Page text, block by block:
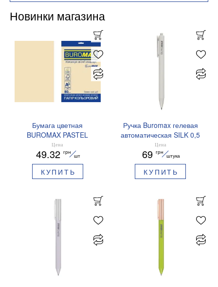
Новинки магазина
Бумага цветная
BUROMAX PASTEL
EUROMAX 20 арк А4 80 г/
мс BM.2721220E-08
Цена
49.32 грн
шт
КУПИТЬ
Ручка Buromax гелевая
автоматическая SILK 0,5
мм синие чернила
BM.83100
Цена
69 грн
штука
КУПИТЬ